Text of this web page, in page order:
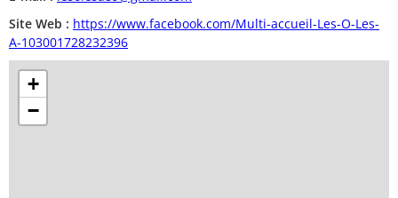
Site Web : https://www.facebook.com/Multi-accueil-Les-O-Les-
A-103001728232396
+
−